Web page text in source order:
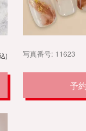
) 写真番号: 11623
予